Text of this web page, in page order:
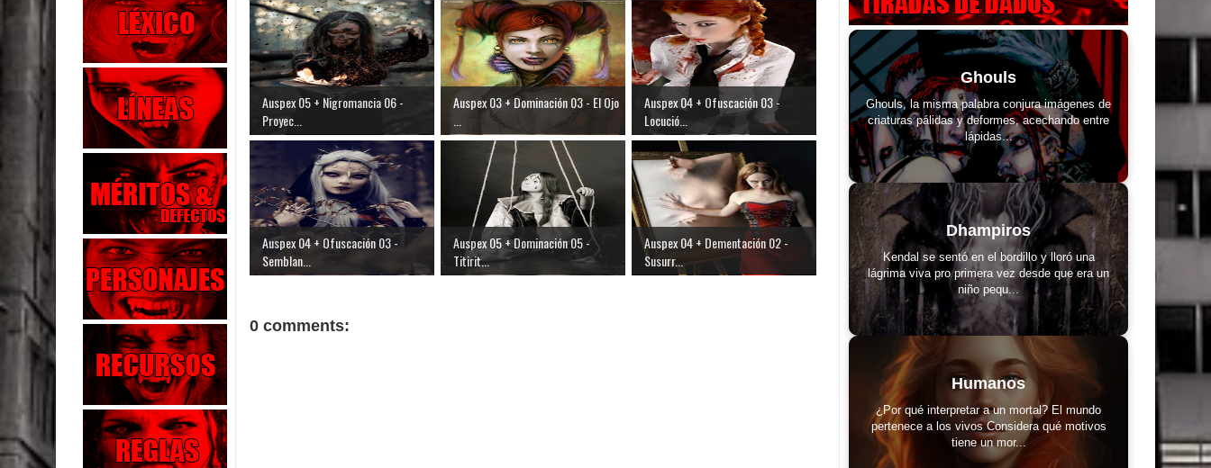
Auspex 05 + Nigromancia 06 -
Proyec...
Auspex 03 + Dominación 03 - El Ojo
Auspex 04 + Ofuscación 03 -
Locució...
Auspex 04 + Ofuscación 03 -
Semblan...
Auspex 05 + Dominación 05 -
Titirit...
Auspex 04 + Dementación 02 -
Susurr...
0 comments:
Ghouls
Ghouls, la misma palabra conjura imágenes de
criaturas pálidas y deformes, acechando entre
lápidas...
Dhampiros
Kendal se sentó en el bordillo y lloró una
lágrima viva pro primera vez desde que era un
niño pequ...
Humanos
¿Por qué interpretar a un mortal? El mundo
pertenece a los vivos Considera qué motivos
tiene un mor...